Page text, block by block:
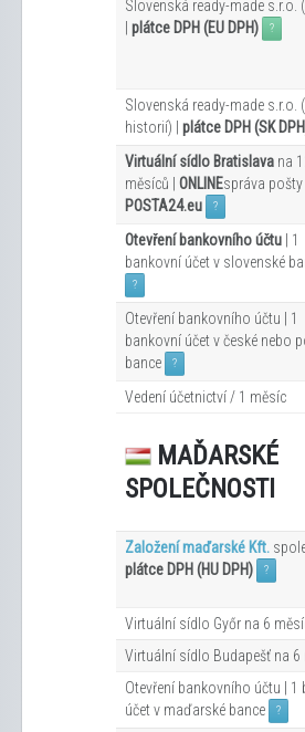
Slovenská ready-made s.r.o.
plátce DPH (EU DPH) ?
Slovenská ready-made s.r.o.
historií) | plátce DPH (SK
Virtuální sídlo Bratislava na
měsíců | ONLINEspráva pošty
POSTA24.eu
?
Otevření bankovního účtu | 1
bankovní účet v slovenské
?
Otevření bankovního účtu | 1
bankovní účet v české nebo
bance
?
Vedení účetnictví / 1 měsíc
MAĎARSKÉ
SPOLEČNOSTI
Založení maďarské Kft.
plátce DPH (HU DPH)
?
Virtuální sídlo Győr na 6
Virtuální sídlo Budapešť na 6
Otevření bankovního účtu | 1
účet v maďarské bance
?